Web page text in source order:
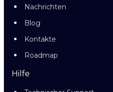
Nachrichten
Blog
Kontakte
Roadmap
Hilfe